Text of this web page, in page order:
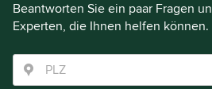
Beantworten Sie ein paar Fragen
Experten, die Ihnen helfen können.